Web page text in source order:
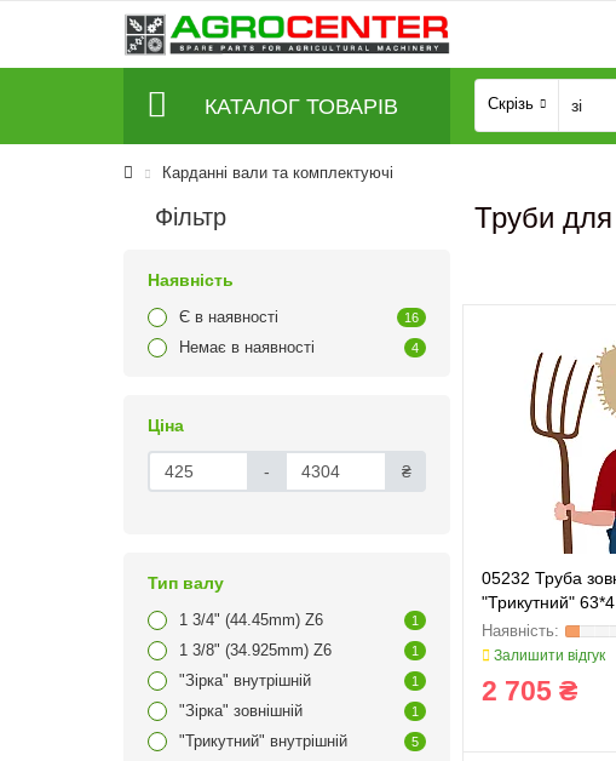
КАТАЛОГ ТОВАРІВ Скрізь
Карданні вали та комплектуючі
Фільтр
Наявність
Є в наявності 16
Немає в наявності 4
Ціна
- ₴
Тип валу
1 3/4" (44.45mm) Z6 1
1 3/8" (34.925mm) Z6 1
"Зірка" внутрішній 1
"Зірка" зовнішній 1
"Трикутний" внутрішній 5
Труби для
05232 Труба
"Трикутний" 63*4
Залишити відгук
2 705 ₴